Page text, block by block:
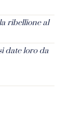
ribellione al
date loro da